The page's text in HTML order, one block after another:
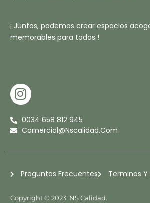
¡ Juntos, podemos crear espacios
memorables para todos !
I
N
S
T
G
R
A
M
0034 658 812 945
Comercial@nscalidad.com
Copyright © 2023. NS Calidad.
Preguntas Frecuentes Terminos